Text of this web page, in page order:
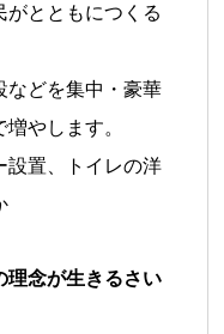
とともにつくる
どを集中・豪華
やします。
置、トイレの洋
理念が生きるさい